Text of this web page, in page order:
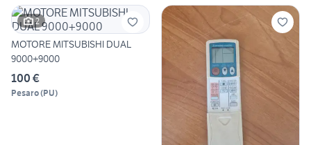
2
MOTORE MITSUBISHI DUAL
9000+9000
100 €
Pesaro(PU)